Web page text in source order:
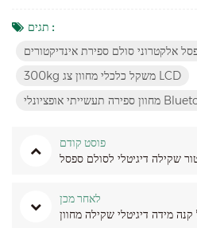
תגים :
אלקטרוני סולם ספירת אינדיקטורים
300kg משקל כלכלי מחוון צג LCD
פוסט קודם
שקילה דיגיטלי לסולם ספסל
לאחר מכן